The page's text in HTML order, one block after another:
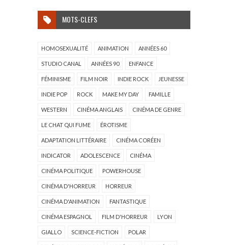
MOTS-CLEFS
HOMOSEXUALITÉ ANIMATION ANNÉES 60
STUDIO CANAL ANNÉES 90 ENFANCE
FÉMINISME FILM NOIR INDIE ROCK JEUNESSE
INDIE POP ROCK MAKE MY DAY FAMILLE
WESTERN CINÉMA ANGLAIS CINÉMA DE GENRE
LE CHAT QUI FUME ÉROTISME
ADAPTATION LITTÉRAIRE CINÉMA CORÉEN
INDICATOR ADOLESCENCE CINÉMA
CINÉMA POLITIQUE POWERHOUSE
CINÉMA D'HORREUR HORREUR
CINÉMA D'ANIMATION FANTASTIQUE
CINÉMA ESPAGNOL FILM D'HORREUR LYON
GIALLO SCIENCE-FICTION POLAR